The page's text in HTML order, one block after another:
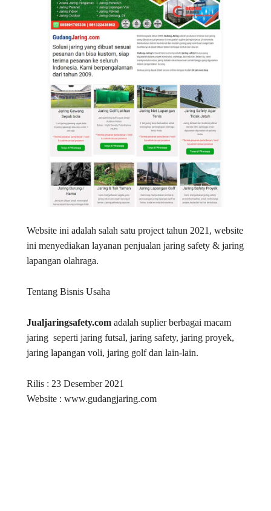
Website ini adalah salah satu project tahun 2021, website
ini menyediakan layanan penjualan jaring safety & jaring
lapangan olahraga.
Tentang Bisnis Usaha
Jualjaringsafety.comadalah suplier berbagai macam
jaring seperti jaring futsal, jaring safety, jaring proyek,
jaring lapangan voli, jaring golf dan lain-lain.
Rilis : 23 Desember 2021
Website : www.gudangjaring.com